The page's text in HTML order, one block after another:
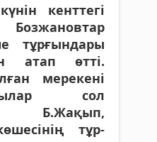
кенттегі
тұрғындары
атап өтті.
мерекені
сол
Б.Жақып,
тұр­